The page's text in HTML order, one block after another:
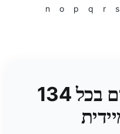
n o p q r s
גלה ותרגם מילים בכל 134